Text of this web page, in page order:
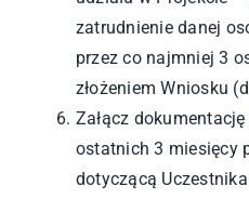
zatrudnienie danej
przez co najmniej 3
złożeniem Wniosku
Załącz
ostatnich 3 miesięcy
dotyczącą Uczestnika